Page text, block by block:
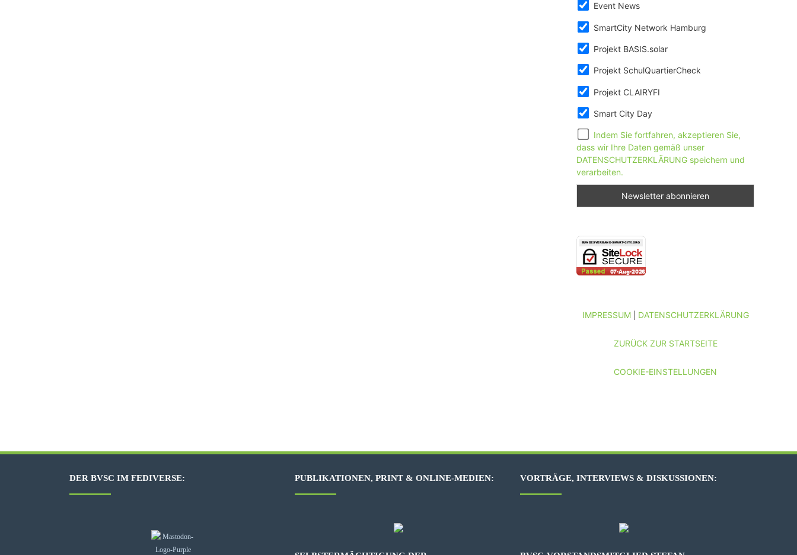
Event News
SmartCity Network Hamburg
Projekt BASIS.solar
Projekt SchulQuartierCheck
Projekt CLAIRYFI
Smart City Day
Indem Sie fortfahren, akzeptieren Sie,
dass wir Ihre Daten gemäß unser
DATENSCHUTZERKLÄRUNG speichern und
verarbeiten.
IMPRESSUM| DATENSCHUTZERKLÄRUNG
ZURÜCK ZUR STARTSEITE
COOKIE-EINSTELLUNGEN
DER BVSC IM FEDIVERSE: PUBLIKATIONEN, PRINT & ONLINE-MEDIEN: VORTRÄGE, INTERVIEWS & DISKUSSIONEN: